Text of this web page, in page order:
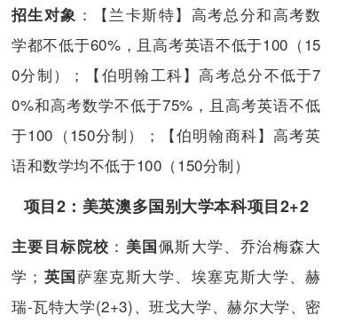
招生对象 ：【兰卡斯特】高考总分和高考数
学都不低于60%，且高考英语不低于100（15
0分制）；【伯明翰工科】高考总分不低于7
0%和高考数学不低于75%，且高考英语不低
于100（150分制）；【伯明翰商科】高考英
语和数学均不低于100（150分制）
项目2：美英澳多国别大学本科项目2+2
主要目标院校 ： 美国佩斯大学、乔治梅森大
学； 英国萨塞克斯大学、埃塞克斯大学、赫
瑞-瓦特大学(2+3)、班戈大学、赫尔大学、密